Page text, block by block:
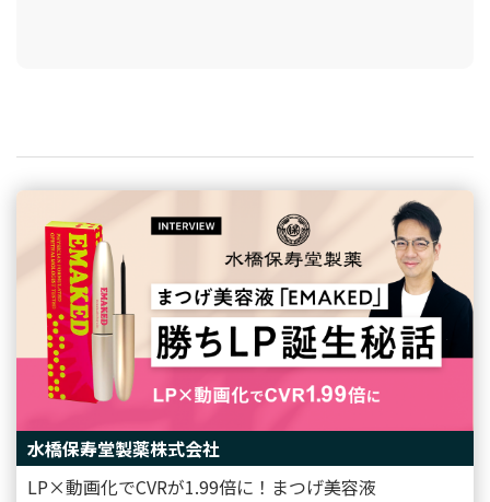
水橋保寿堂製薬株式会社
LP×動画化でCVRが1.99倍に！まつげ美容液